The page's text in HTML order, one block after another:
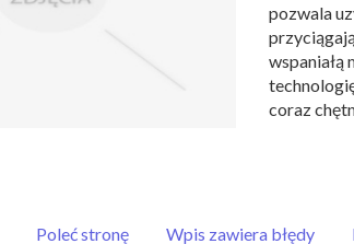
pozwala
wspaniałą
coraz
Poleć stronę Wpis zawiera błędy